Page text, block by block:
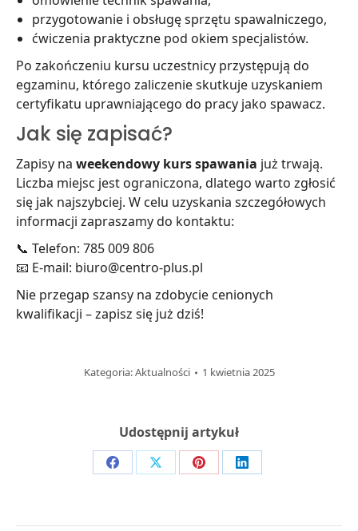
przygotowanie i obsługę sprzętu spawalniczego,
ćwiczenia praktyczne pod okiem specjalistów.
Po zakończeniu kursu uczestnicy przystępują do
egzaminu, którego zaliczenie skutkuje uzyskaniem
certyfikatu uprawniającego do pracy jako spawacz.
Jak się zapisać?
Zapisy na weekendowy kurs spawania już trwają.
Liczba miejsc jest ograniczona, dlatego warto zgłosić
się jak najszybciej. W celu uzyskania szczegółowych
informacji zapraszamy do kontaktu:
📞 Telefon: 785 009 806
📧 E-mail: biuro@centro-plus.pl
Nie przegap szansy na zdobycie cenionych
kwalifikacji – zapisz się już dziś!
Kategoria:Aktualności 1 kwietnia 2025
Udostępnij artykuł
Share
Facebook
Share
X
Share
Pinterest
Share
LinkedIn